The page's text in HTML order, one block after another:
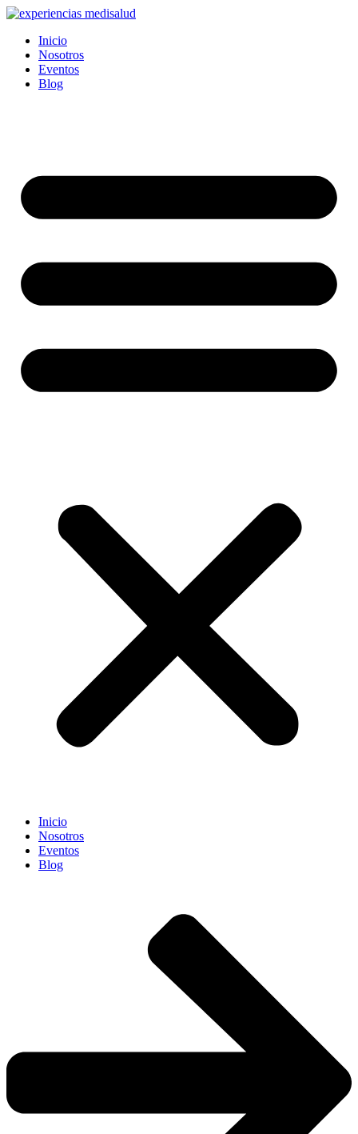
Ir
contenido
Inicio
Nosotros
Eventos
Blog
Inicio
Nosotros
Eventos
Blog